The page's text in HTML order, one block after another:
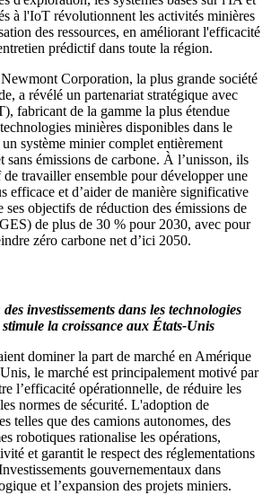
à l'IoT révolutionnent les activités minières
des ressources, en améliorant l'efficacité
prédictif dans toute la région.
Corporation, la plus grande société
a révélé un partenariat stratégique avec
fabricant de la gamme la plus étendue
minières disponibles dans le
système minier complet entièrement
sans émissions de carbone. À l’unisson, ils
travailler ensemble pour développer une
efficace et d’aider de manière significative
objectifs de réduction des émissions de
de plus de 30 % pour 2030, avec pour
zéro carbone net d’ici 2050.
investissements dans les technologies
la croissance aux États-Unis
dominer la part de marché en Amérique
le marché est principalement motivé par
l’efficacité opérationnelle, de réduire les
normes de sécurité. L'adoption de
telles que des camions autonomes, des
robotiques rationalise les opérations,
et garantit le respect des réglementations
gouvernementaux dans
et l’expansion des projets miniers.